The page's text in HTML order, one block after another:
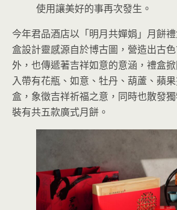
使用讓美好的事再次發生。
今年君品酒店以「明月共嬋娟」月餅
盒設計靈感源自於博古圖，營造出古
外，也傳遞著吉祥如意的意涵，禮盒
入帶有花瓶、如意、牡丹、葫蘆、蘋
盒，象徵吉祥祈福之意，同時也散發
裝有共五款廣式月餅。